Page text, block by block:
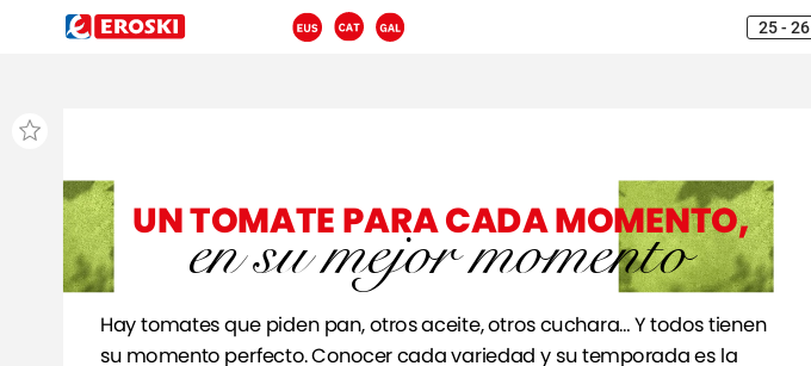
25 - 26
UNTOMATEPARACADAMOMENTO,
ensumejormomento
Haytomatesque piden pan,otrosaceite,otroscuchara…Ytodostienen
su momento perfecto.Conocercadavariedad y sutemporadaes la